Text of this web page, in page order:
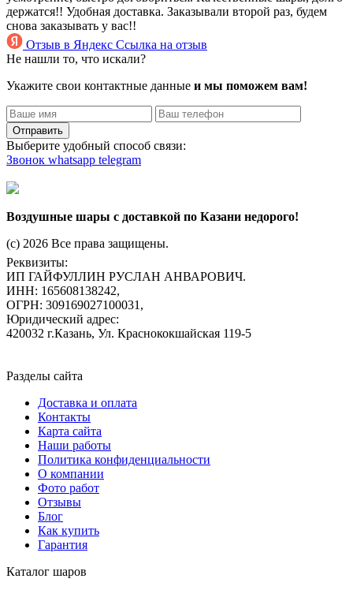
держатся!! Удобная доставка. Заказывали второй раз, будем
снова заказывать у вас!!
Отзыв в Яндекс Ссылка на отзыв
Не нашли то, что искали?
Укажите свои контактные данные и мы поможем вам!
Отправить
Выберите удобный способ связи:
Звонок whatsapp telegram
Воздушные шары с доставкой по Казани недорого!
(c) 2026 Все права защищены.
Реквизиты:
ИП ГАЙФУЛЛИН РУСЛАН АНВАРОВИЧ.
ИНН: 165608138242,
ОГРН: 309169027100031,
Юридический адрес:
420032 г.Казань, Ул. Краснококшайская 119-5
Разделы сайта
Доставка и оплата
Контакты
Карта сайта
Наши работы
Политика конфиденциальности
О компании
Фото работ
Отзывы
Блог
Как купить
Гарантия
Каталог шаров